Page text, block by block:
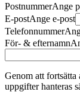
PostnummerAnge
E-postAnge e-post
Telefonnummer
För- & efternamn
Genom att fortsätta
uppgifter hanteras